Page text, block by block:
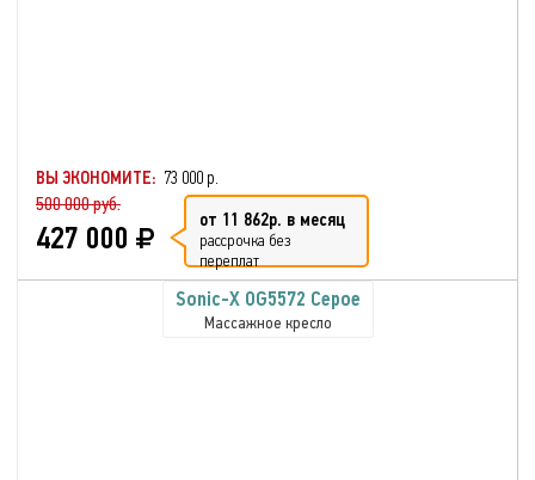
ВЫ ЭКОНОМИТЕ: 73 000 р.
500 000 руб.
427 000 от 11 862р. в месяц
рассрочка без
переплат
Sonic-X OG5572 Серое
Массажное кресло